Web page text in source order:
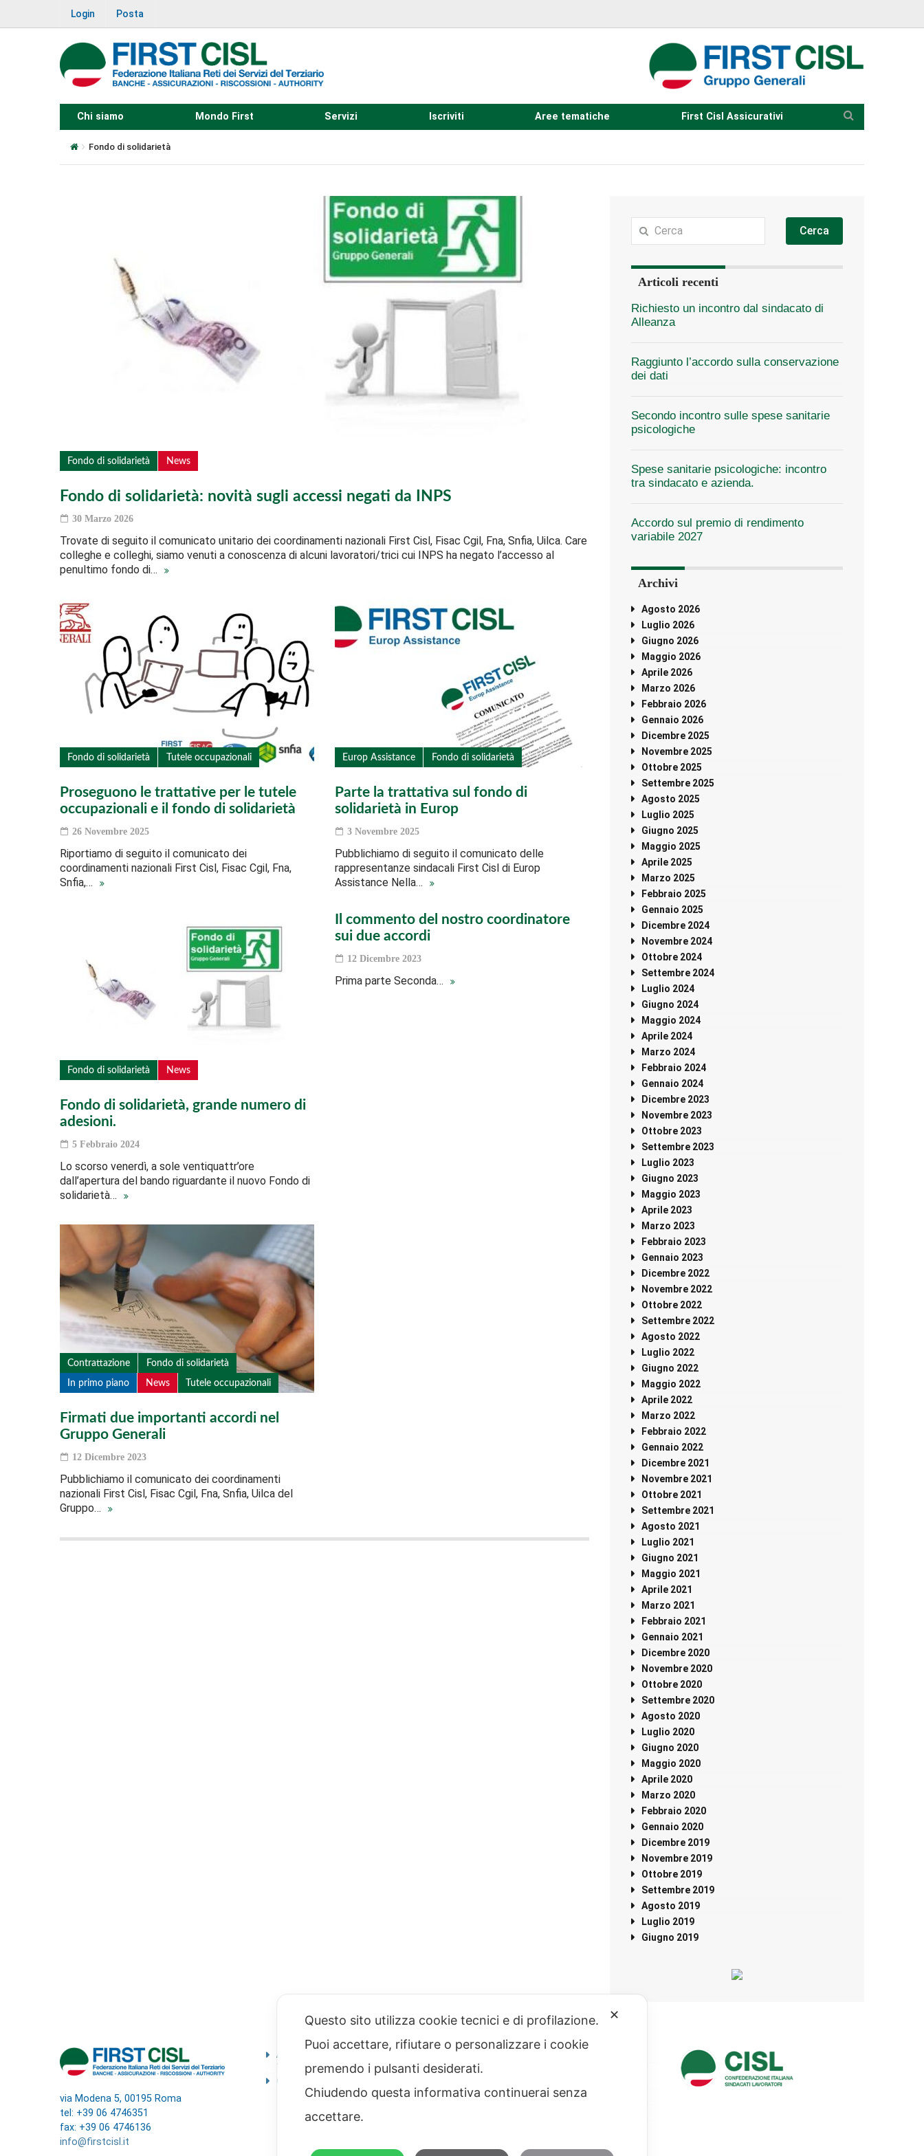
Login Posta
Chi siamo Mondo First Servizi Iscriviti Aree tematiche First Cisl Assicurativi
Fondo di solidarietà
Fondo di solidarietà News
Fondo di solidarietà: novità sugli accessi negati da INPS
30 Marzo 2026
Trovate di seguito il comunicato unitario dei coordinamenti nazionali First Cisl, Fisac Cgil, Fna, Snfia, Uilca. Care
colleghe e colleghi, siamo venuti a conoscenza di alcuni lavoratori/trici cui INPS ha negato l’accesso al
penultimo fondo di…
Fondo di solidarietà Tutele occupazionali
Proseguono le trattative per le tutele
occupazionali e il fondo di solidarietà
26 Novembre 2025
Riportiamo di seguito il comunicato dei
coordinamenti nazionali First Cisl, Fisac Cgil, Fna,
Snfia,…
Europ Assistance Fondo di solidarietà
Parte la trattativa sul fondo di
solidarietà in Europ
3 Novembre 2025
Pubblichiamo di seguito il comunicato delle
rappresentanze sindacali First Cisl di Europ
Assistance Nella…
Fondo di solidarietà News
Fondo di solidarietà, grande numero di
adesioni.
5 Febbraio 2024
Lo scorso venerdì, a sole ventiquattr’ore
dall’apertura del bando riguardante il nuovo Fondo di
solidarietà…
Il commento del nostro coordinatore
sui due accordi
12 Dicembre 2023
Prima parte Seconda…
Contrattazione Fondo di solidarietà
In primo piano News Tutele occupazionali
Firmati due importanti accordi nel
Gruppo Generali
12 Dicembre 2023
Pubblichiamo il comunicato dei coordinamenti
nazionali First Cisl, Fisac Cgil, Fna, Snfia, Uilca del
Gruppo…
Cerca
Articoli recenti
Richiesto un incontro dal sindacato di
Alleanza
Raggiunto l’accordo sulla conservazione
dei dati
Secondo incontro sulle spese sanitarie
psicologiche
Spese sanitarie psicologiche: incontro
tra sindacato e azienda.
Accordo sul premio di rendimento
variabile 2027
Archivi
Agosto 2026
Luglio 2026
Giugno 2026
Maggio 2026
Aprile 2026
Marzo 2026
Febbraio 2026
Gennaio 2026
Dicembre 2025
Novembre 2025
Ottobre 2025
Settembre 2025
Agosto 2025
Luglio 2025
Giugno 2025
Maggio 2025
Aprile 2025
Marzo 2025
Febbraio 2025
Gennaio 2025
Dicembre 2024
Novembre 2024
Ottobre 2024
Settembre 2024
Luglio 2024
Giugno 2024
Maggio 2024
Aprile 2024
Marzo 2024
Febbraio 2024
Gennaio 2024
Dicembre 2023
Novembre 2023
Ottobre 2023
Settembre 2023
Luglio 2023
Giugno 2023
Maggio 2023
Aprile 2023
Marzo 2023
Febbraio 2023
Gennaio 2023
Dicembre 2022
Novembre 2022
Ottobre 2022
Settembre 2022
Agosto 2022
Luglio 2022
Giugno 2022
Maggio 2022
Aprile 2022
Marzo 2022
Febbraio 2022
Gennaio 2022
Dicembre 2021
Novembre 2021
Ottobre 2021
Settembre 2021
Agosto 2021
Luglio 2021
Giugno 2021
Maggio 2021
Aprile 2021
Marzo 2021
Febbraio 2021
Gennaio 2021
Dicembre 2020
Novembre 2020
Ottobre 2020
Settembre 2020
Agosto 2020
Luglio 2020
Giugno 2020
Maggio 2020
Aprile 2020
Marzo 2020
Febbraio 2020
Gennaio 2020
Dicembre 2019
Novembre 2019
Ottobre 2019
Settembre 2019
Agosto 2019
Luglio 2019
Giugno 2019
via Modena 5, 00195 Roma
tel: +39 06 4746351
fax: +39 06 4746136
info@firstcisl.it
Amministrazione
trasparente
Codice etico
Cookie policy
✕
Questo sito utilizza cookie tecnici e di profilazione.
Puoi accettare, rifiutare o personalizzare i cookie
premendo i pulsanti desiderati.
Chiudendo questa informativa continuerai senza
accettare.